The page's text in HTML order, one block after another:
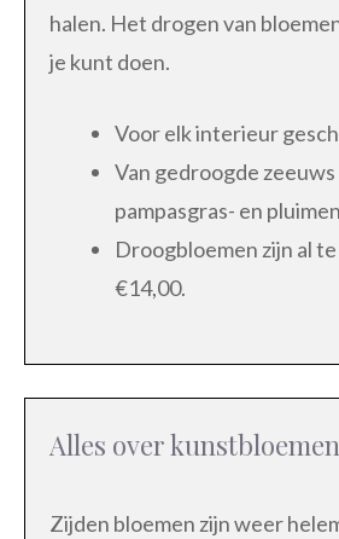
halen. Het drogen van
je kunt doen.
Voor elk interieur
Van gedroogde
pampasgras- en
Droogbloemen zijn al
€14,00.
Alles over kunstbloemen
Zijden bloemen zijn weer